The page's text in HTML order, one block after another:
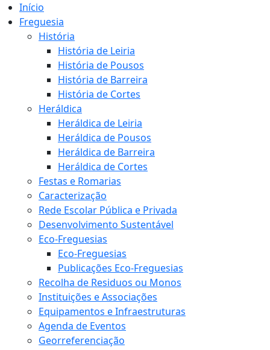
Início
Freguesia
História
História de Leiria
História de Pousos
História de Barreira
História de Cortes
Heráldica
Heráldica de Leiria
Heráldica de Pousos
Heráldica de Barreira
Heráldica de Cortes
Festas e Romarias
Caracterização
Rede Escolar Pública e Privada
Desenvolvimento Sustentável
Eco-Freguesias
Eco-Freguesias
Publicações Eco-Freguesias
Recolha de Residuos ou Monos
Instituições e Associações
Equipamentos e Infraestruturas
Agenda de Eventos
Georreferenciação